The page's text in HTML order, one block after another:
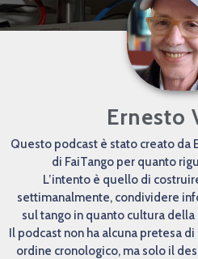
Ernesto
Questo podcast è stato creato da
di FaiTango per quanto
L’intento è quello di
settimanalmente, condividere
sul tango in quanto cultura
Il podcast non ha alcuna pretesa
ordine cronologico, ma solo il